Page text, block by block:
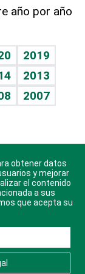
año por año
2019
2013
2007
iOS y
reservados.
obtener datos
y mejorar
el contenido
a sus
que acepta su